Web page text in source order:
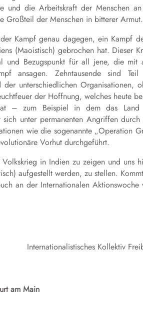
und die Arbeitskraft der Menschen
Großteil der Menschen in bitterer Armut.
Kampf genau dagegen, ein Kampf
(Maoistisch) gebrochen hat. Dieser
und Bezugspunkt für all jene, die mit
ansagen. Zehntausende sind
der unterschiedlichen Organisationen,
der Hoffnung, welches heute
– zum Beispiel in dem das Land
unter permanenten Angriffen durch
wie die sogenannte „Operation
Vorhut durchgeführt.
in Indien zu zeigen und uns
aufgestellt werden, zu stellen.
an der Internationalen Aktionswoche
Internationalistisches Kollektiv
am Main